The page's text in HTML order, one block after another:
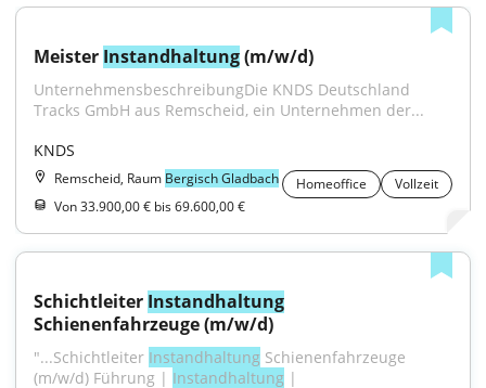
Meister Instandhaltung (m/w/d)
UnternehmensbeschreibungDie KNDS Deutschland
Tracks GmbH aus Remscheid, ein Unternehmen der...
KNDS
Remscheid, Raum Bergisch Gladbach Homeoffice
Vollzeit
Von 33.900,00 € bis 69.600,00 €
Schichtleiter Instandhaltung
Schienenfahrzeuge (m/w/d)
"...Schichtleiter Instandhaltung Schienenfahrzeuge
(m/w/d) Führung | Instandhaltung |